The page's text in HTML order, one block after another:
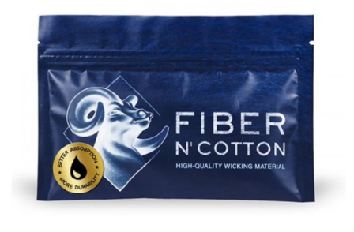
E-CIGARETY
NIKOTINOVÉ SÁČKY
DÁRKOVÉ VOUCHERY
ATOMIZÉRY A CARTRIDGE
DIY